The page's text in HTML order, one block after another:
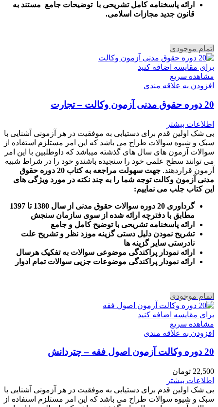
ارائه پاسخنامه کامل تشریحی با توضیحات جامع مستند به
قانون جدید مجازات اسلامی.
اتمام موجودی
برای مقایسه اضافه کنید
مشاهده سریع
افزودن به علاقه مندی
20 دوره حقوق مدنی آزمون وکالت – تجارت
اطلاعات بیشتر
بی شک اولین قدم برای دستیابی به موفقیت در هر آزمونی آشنایی با
سبک و شیوه سوالات طراح می باشد که این امر مستلزم استفاده از
سوالات آزمون های سال های گذشته میباشد که داوطلبین با این امر
می توانند سطح علمی خود را سنجیده باشندو خود را در شراط شبیه
آزمون قراردهند.
جهت سهولت مراجعه به کتاب 20 دوره حقوق
مدنی آزمون وکالت توجه شما را به چند نکته در مورد ویژگی های
این کتاب جلب می نماییم:
گرداوری 20 دوره سوالات حقوق مدنی از سال 1380 تا 1397
مطابق با دفترچه ارائه شده از سوی سازمان سنجش
ارائه پاسخنامه تشریحی با توضیح کامل و جامع
تشریح نمودن دلیل دستی گزینه موزد نظر و تشریح علت
نادرستی سایر گزینه ها
ارائه نمودار پراکندگی موضوعی سوالات به تفکیک هرسال
رائه نمودار پراکندگی موضوعات جزیی سوالات تمام ادوار
اتمام موجودی
برای مقایسه اضافه کنید
مشاهده سریع
افزودن به علاقه مندی
20 دوره وکالت آزمون اصول فقه – چتردانش
22,500 تومان
اطلاعات بیشتر
بی شک اولین قدم برای دستیابی به موفقیت در هر آزمونی آشنایی با
سبک و شیوه سوالات طراح می باشد که این امر مستلزم استفاده از